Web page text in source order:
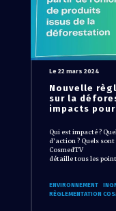
Le 22 mars 2024
Nouvelle
sur la
impacts
Qui est impacté ?
d’action ? Quels
CosmedTV
détaille tous les
ENVIRONNEMENT
RÈGLEMENTATION